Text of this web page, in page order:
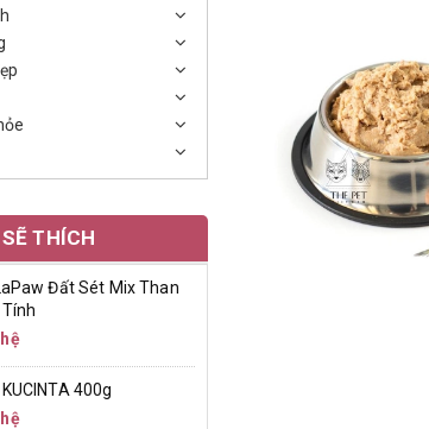
THÍCH
Đất Sét Mix Than
400g